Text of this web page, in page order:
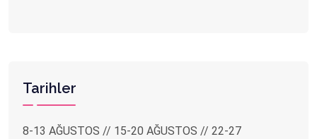
Tarihler
8-13 AĞUSTOS // 15-20 AĞUSTOS // 22-27